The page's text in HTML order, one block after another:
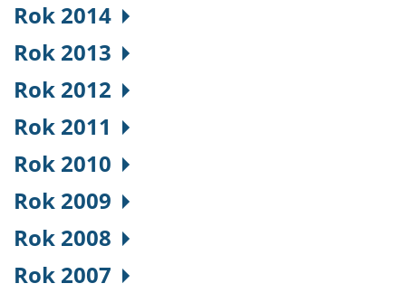
Rok 2014
Rok 2013
Rok 2012
Rok 2011
Rok 2010
Rok 2009
Rok 2008
Rok 2007